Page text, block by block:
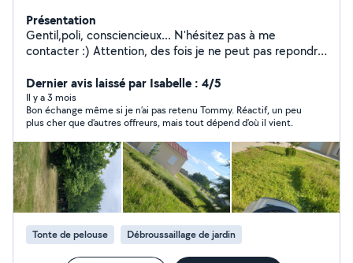
Présentation
Gentil,poli, consciencieux... N'hésitez pas à me
contacter :) Attention, des fois je ne peut pas repondre
coordonnées pour que je puisse vous recontactez
ensuite ! Au plaisir ! :)
Dernier avis laissé par Isabelle : 4/5
Il y a 3 mois
Bon échange même si je n’ai pas retenu Tommy. Réactif, un peu
plus cher que d’autres offreurs, mais tout dépend d’où il vient.
Tonte de pelouse Débroussaillage de jardin